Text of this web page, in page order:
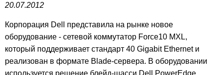
20.07.2012
Корпорация Dell представила на рынке новое
оборудование - сетевой коммутатор Force10 MXL,
который поддерживает стандарт 40 Gigabit Ethernet и
реализован в формате Blade-сервера. В оборудовании
используется решение блейд-шасси Dell PowerEdge